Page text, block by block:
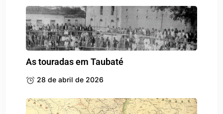
As touradas em Taubaté
28 de abril de 2026